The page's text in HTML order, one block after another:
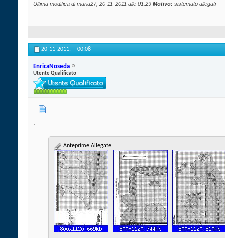
Ultima modifica di maria27; 20-11-2011 alle 01:29 Motivo: sistemato allegati
20-11-2011, 00:08
EnricaNoseda
Utente Qualificato
.
Anteprime Allegate